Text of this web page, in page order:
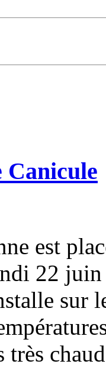
Canicule
est
22
sur
très